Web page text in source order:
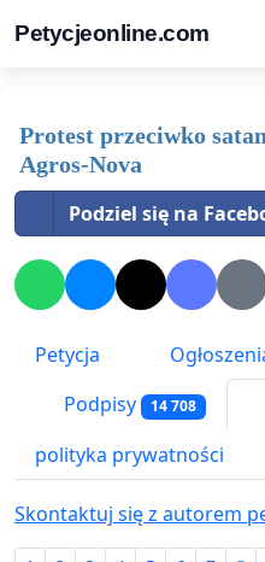
Petycjeonline.com
Protest przeciwko
Agros-Nova
Podziel się na
Petycja
Podpisy 14 708
polityka prywatności
Skontaktuj się z autorem